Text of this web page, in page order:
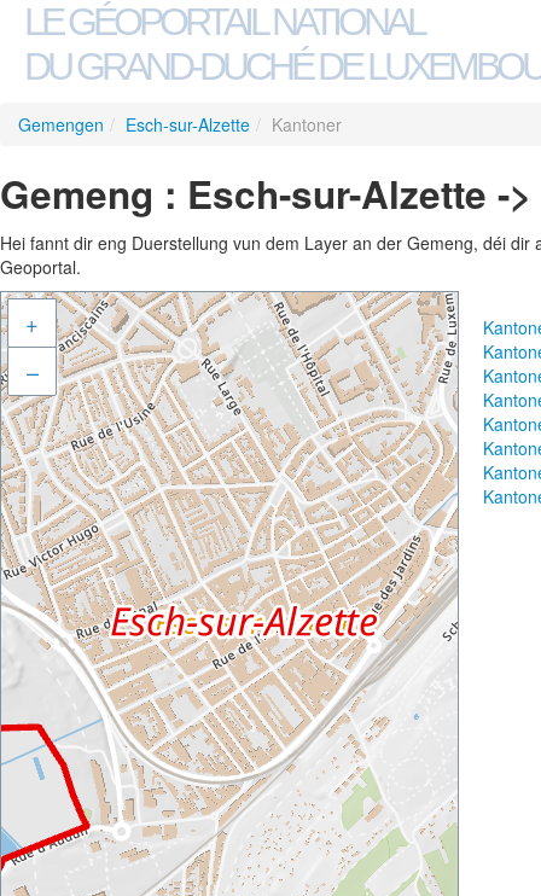
LE GÉOPORTAIL NATIONAL
DU GRAND-DUCHÉ DE
Gemengen / Esch-sur-Alzette / Kantoner
Gemeng : Esch-sur-Alzette -
Hei fannt dir eng Duerstellung vun dem Layer an der Gemeng, déi
Geoportal.
+
–